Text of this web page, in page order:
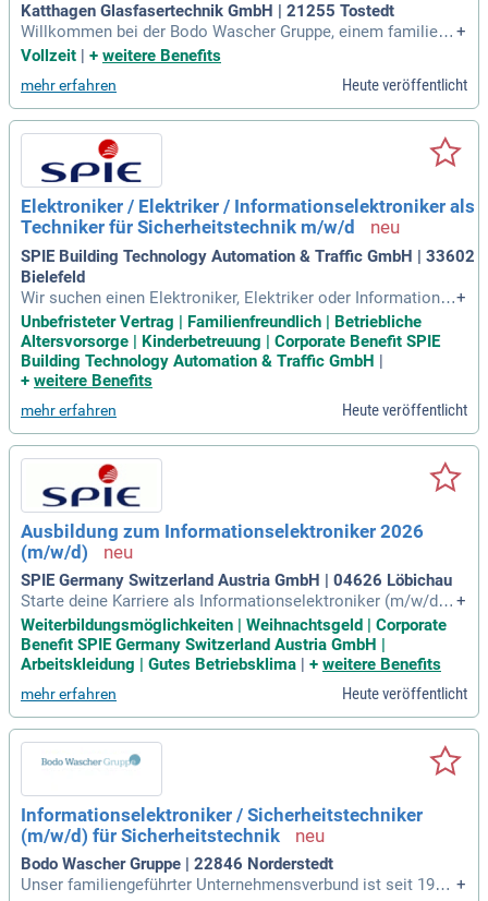
Katthagen Glasfasertechnik GmbH | 21255 Tostedt
Willkommen bei der Bodo Wascher Gruppe, einem familieng
eführten Unternehmensverbund mit mehr als 28 Betrieben in
ebäude- und Sicherheitstechnik und haben uns einen festen
Platz in der Region erarbeitet. Unsere Verwaltung befindet si
ch in Lübeck, Hochstraße 84, wo über 950 engagierte Mitarb
eiter arbeiten. Wir betreuen Privat-, Gewerbe- und Industriek
unden und fördern aktiv über 180 Auszubildende. Unser Inno
vationsgeist treibt uns an, die Branche kontinuierlich zu rev
olutionieren. Bei der Bodo Wascher Gruppe haben wir die Zu
kunft stets im Blick und sind bereit für neue Herausforderun
gen.
+
Vollzeit
+ weitere Benefits
mehr erfahren Heute veröffentlicht
Elektroniker / Elektriker / Informationselektroniker als
Techniker für Sicherheitstechnik m/w/d
SPIE Building Technology Automation & Traffic GmbH | 33602
Bielefeld
Wir suchen einen Elektroniker, Elektriker oder Informations
elektroniker (m/w/d) als Techniker für Sicherheitstechnik in
Bielefeld und Georgsmarienhütte. Die Hauptaufgaben umfas
sen den Service, die Wartung und Instandhaltung von Brand-
und Einbruchmeldeanlagen sowie Videoüberwachungssyste
eich und idealerweise Erfahrung in der Sicherheitstechnik m
itbringen. Kenntnisse von Produkten wie Novar, Esser und N
otifier sind von Vorteil. Wir bieten eine unbefristete Anstellu
ng in einem krisensicheren Unternehmen mit attraktivem Ge
halt und 13. Monatsgehalt. Bewerben Sie sich jetzt und gest
alten Sie die Sicherheit von morgen aktiv mit!
+
Unbefristeter Vertrag | Familienfreundlich | Betriebliche
Altersvorsorge | Kinderbetreuung | Corporate Benefit SPIE
Building Technology Automation & Traffic GmbH |
+ weitere Benefits
mehr erfahren Heute veröffentlicht
Ausbildung zum Informationselektroniker 2026
(m/w/d)
SPIE Germany Switzerland Austria GmbH | 04626 Löbichau
Starte deine Karriere als Informationselektroniker (m/w/d) i
n Löbichau bei Gera im Jahr 2026! Wir bieten eine spannend
e Ausbildung mit einer Vollzeitstelle in einem zukunftsorien
tierten Unternehmen. Während deiner Ausbildung lernst du d
ie Installation und Wartung modernster Datenverarbeitungss
ysteme sowie Sicherheitstechnik. Zu deinen Aufgaben gehö
ren die Inbetriebnahme von Datennetzen, Telekommunikatio
nsanlagen und Videoüberwachungssystemen. Du bringst ein
en Realschulabschluss oder höheren Bildungsabschluss mit
und hast technisches Verständnis sowie handwerkliches Ge
schick? Dann bewirb dich jetzt mit der Kennziffer 2025-2459
und werde Teil unseres innovativen Teams!
+
Weiterbildungsmöglichkeiten | Weihnachtsgeld | Corporate
Benefit SPIE Germany Switzerland Austria GmbH |
Arbeitskleidung | Gutes Betriebsklima | + weitere Benefits
mehr erfahren Heute veröffentlicht
Informationselektroniker / Sicherheitstechniker
(m/w/d) für Sicherheitstechnik
Bodo Wascher Gruppe | 22846 Norderstedt
Unser familiengeführter Unternehmensverbund ist seit 1962 +